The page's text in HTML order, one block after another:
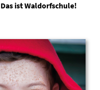
Das ist Waldorfschule!